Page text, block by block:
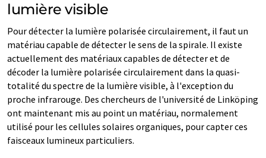
lumière visible
Pour détecter la lumière polarisée circulairement, il faut un
matériau capable de détecter le sens de la spirale. Il existe
actuellement des matériaux capables de détecter et de
décoder la lumière polarisée circulairement dans la quasi-
totalité du spectre de la lumière visible, à l'exception du
proche infrarouge. Des chercheurs de l'université de Linköping
ont maintenant mis au point un matériau, normalement
utilisé pour les cellules solaires organiques, pour capter ces
faisceaux lumineux particuliers.